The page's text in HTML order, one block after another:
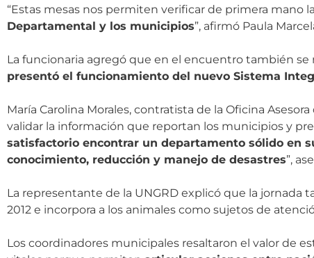
“Estas mesas nos permiten verificar de primera mano
Departamental y los municipios”, afirmó Paula
La funcionaria agregó que en el encuentro también se
presentó el funcionamiento del nuevo Sistema
María Carolina Morales, contratista de la Oficina
validar la información que reportan los municipios y
satisfactorio encontrar un departamento sólido en
conocimiento, reducción y manejo de desastres”,
La representante de la UNGRD explicó que la jornada
2012 e incorpora a los animales como sujetos de
Los coordinadores municipales resaltaron el valor de